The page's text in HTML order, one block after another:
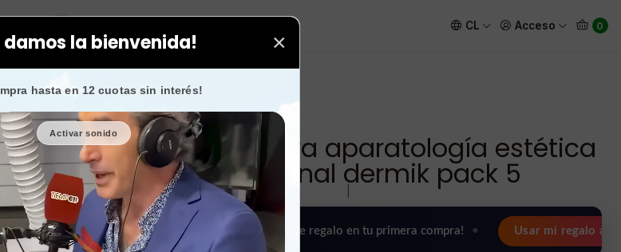
damos la bienvenida! ×
hasta en 12 cuotas sin interés!
Activar sonido
CL Acceso 0
Gel sin color para aparatología estética y profesional dermik pack 5
confían en nosotros.
Gel sin color para aparatología estética
y profesional dermik pack 5
🎉 Bienvenid@ 🔥 ¡Hasta de regalo en tu primera compra! • Usar mi regalo ahora 🖤